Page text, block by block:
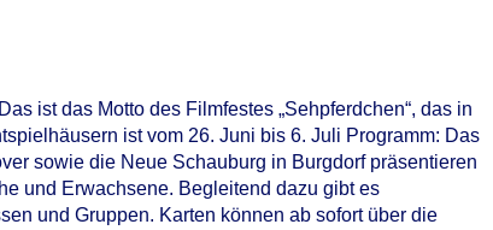
ist das Motto des Filmfestes „Sehpferdchen“, das in
ist vom 26. Juni bis 6. Juli Programm: Das
sowie die Neue Schauburg in Burgdorf präsentieren
und Erwachsene. Begleitend dazu gibt es
und Gruppen. Karten können ab sofort über die